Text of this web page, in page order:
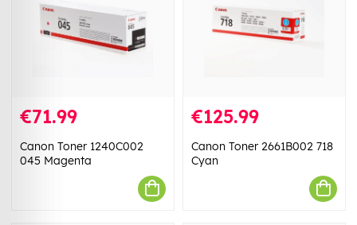
€71.99
Canon Toner 1240C002
045 Magenta
€125.99
Canon Toner 2661B002 718
Cyan